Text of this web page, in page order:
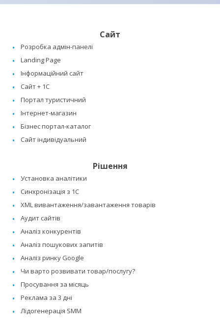
Сайт
Розробка адмін-панелі
Landing Page
Інформаційний сайт
Сайт + 1C
Портал туристичний
Інтернет-магазин
Бізнес портал-каталог
Сайт індивідуальний
Рішення
Установка аналітики
Синхронізація з 1C
XML вивантаження/завантаження товарів
Аудит сайтів
Аналіз конкурентів
Аналіз пошукових запитів
Аналіз ринку Google
Чи варто розвивати товар/послугу?
Просування за місяць
Реклама за 3 дні
Лідогенерація SMM